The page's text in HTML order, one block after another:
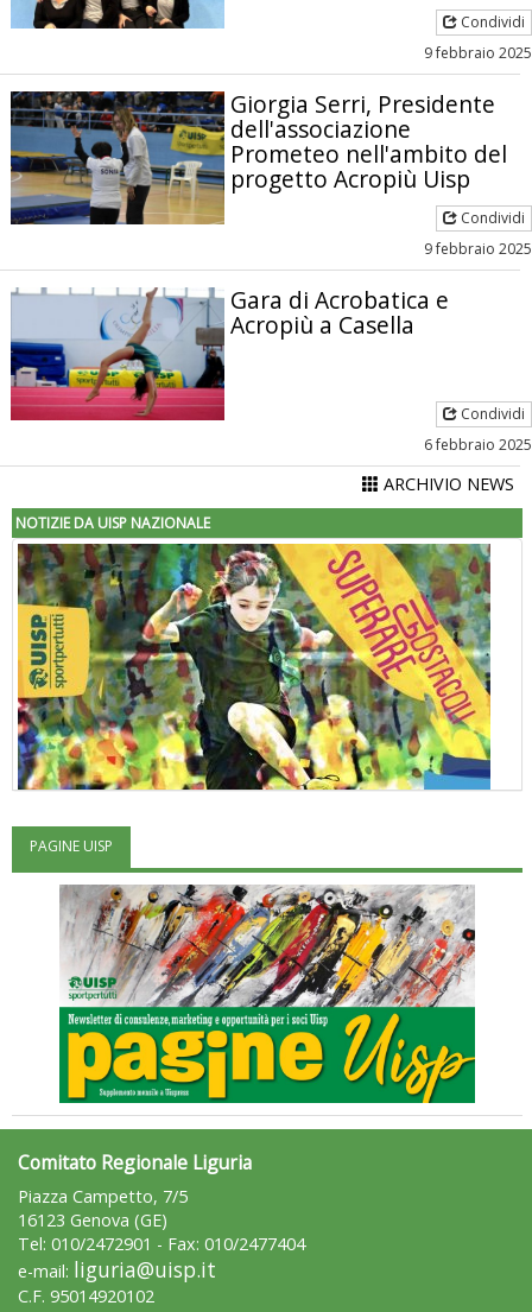
Condividi
9 febbraio 2025
Giorgia Serri, Presidente
dell'associazione
Prometeo nell'ambito del
progetto Acropiù Uisp
Condividi
9 febbraio 2025
Gara di Acrobatica e
Acropiù a Casella
Condividi
6 febbraio 2025
ARCHIVIO NEWS
NOTIZIE DA UISP NAZIONALE
"Superare gli ostacoli": la relazione di Tiziano Pesce al CN Uisp
Luglio 2026: "Pensando con i piedi, si possono fare le
rivoluzioni"
PAGINE UISP
Comitato Regionale Liguria
Piazza Campetto, 7/5
16123 Genova (GE)
Tel: 010/2472901 - Fax: 010/2477404
e-mail: liguria@uisp.it
C.F. 95014920102